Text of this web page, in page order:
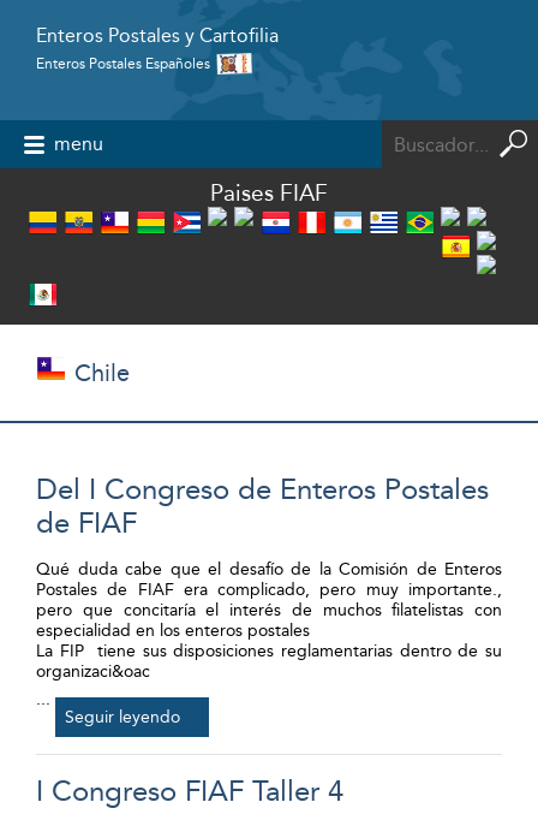
Enteros Postales y Cartofilia
Enteros Postales Españoles
menu
Paises FIAF
Chile
Del I Congreso de Enteros Postales
de FIAF
Qué duda cabe que el desafío de la Comisión de Enteros
Postales de FIAF era complicado, pero muy importante.,
pero que concitaría el interés de muchos filatelistas con
especialidad en los enteros postales
La FIP tiene sus disposiciones reglamentarias dentro de su
organizaci&oac
...
Seguir leyendo
I Congreso FIAF Taller 4